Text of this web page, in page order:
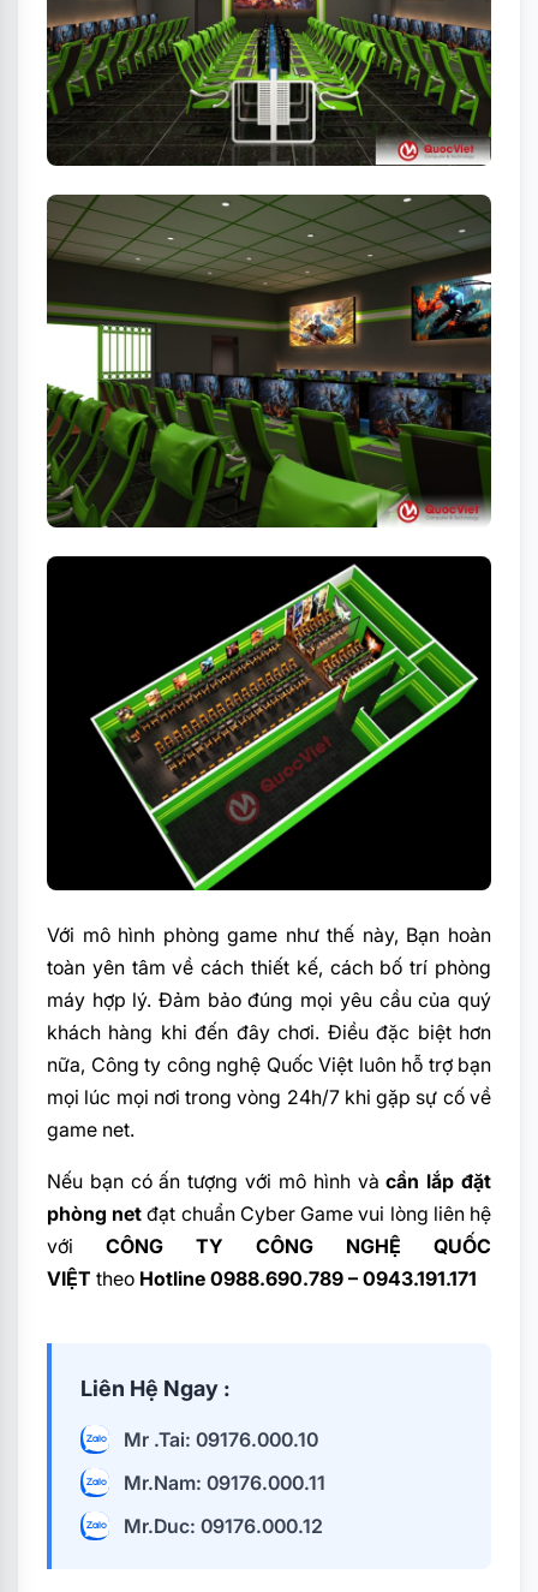
Với mô hình phòng game như thế này, Bạn hoàn
toàn yên tâm về cách thiết kế, cách bố trí phòng
máy hợp lý. Đảm bảo đúng mọi yêu cầu của quý
khách hàng khi đến đây chơi. Điều đặc biệt hơn
nữa, Công ty công nghệ Quốc Việt luôn hỗ trợ bạn
mọi lúc mọi nơi trong vòng 24h/7 khi gặp sự cố về
game net.
Nếu bạn có ấn tượng với mô hình vàcần lắp đặt
phòng netđạt chuẩn Cyber Game vui lòng liên hệ
với CÔNG TY CÔNG NGHỆ QUỐC
VIỆT theo Hotline 0988.690.789 – 0943.191.171
Liên Hệ Ngay :
Mr .Tai: 09176.000.10
Mr.Nam: 09176.000.11
Mr.Duc: 09176.000.12